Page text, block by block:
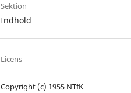
Sektion
Indhold
Licens
Copyright (c) 1955 NTfK